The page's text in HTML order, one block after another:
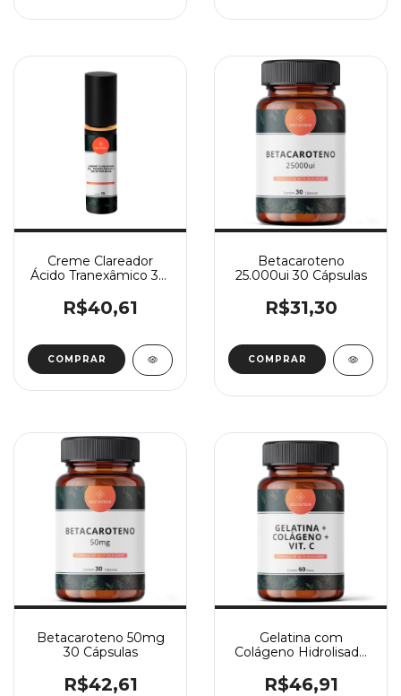
Creme Clareador
Ácido Tranexâmico 3%
30g
R$40,61
COMPRAR
Betacaroteno
25.000ui 30 Cápsulas
R$31,30
Betacaroteno 50mg
30 Cápsulas
R$42,61
Gelatina com
Colágeno Hidrolisado
R$46,91